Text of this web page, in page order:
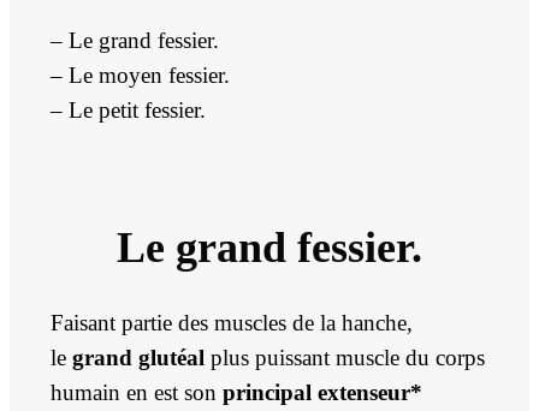
– Le grand fessier.
– Le moyen fessier.
– Le petit fessier.
Le grand fessier.
Faisant partie des muscles de la hanche,
le grand glutéal plus puissant muscle du corps
humain en est son principal extenseur*